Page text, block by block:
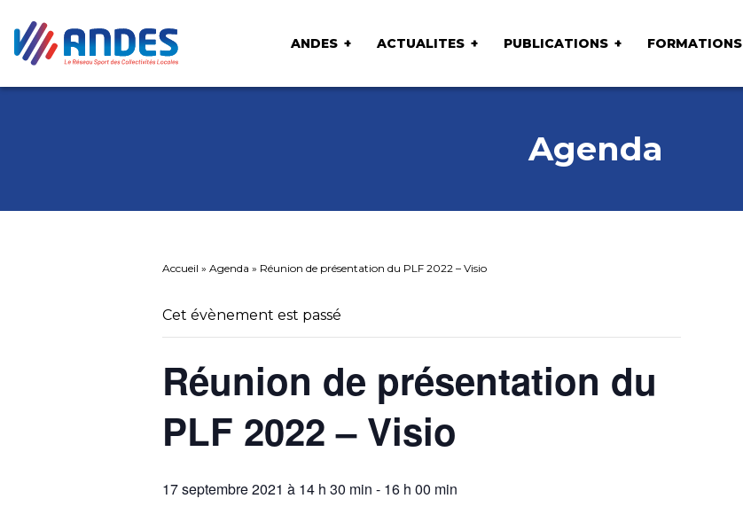
ANDES ACTUALITES PUBLICATIONS FORMATIONS
Agenda
Accueil » Agenda » Réunion de présentation du PLF 2022 – Visio
Cet évènement est passé
Réunion de présentation du
PLF 2022 – Visio
17 septembre 2021 à 14 h 30 min - 16 h 00 min